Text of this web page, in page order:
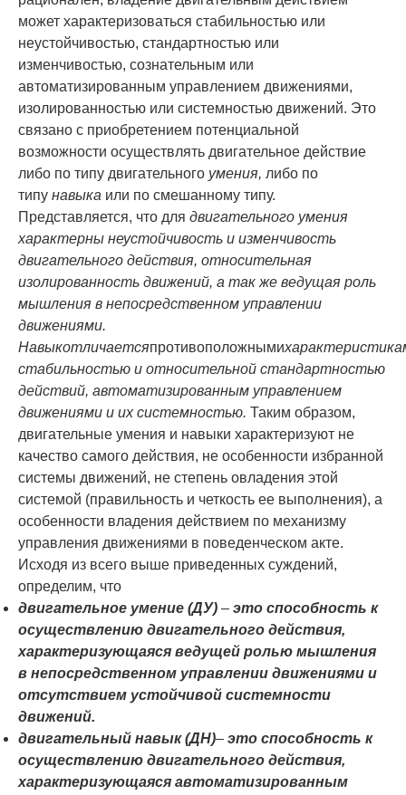
может характеризоваться стабильностью или
неустойчивостью, стандартно­стью или
изменчивостью, сознательным или
автоматизированным управлением движе­ниями,
изолированностью или системностью движений. Это
связано с приобретением по­тенциальной
возможности осуществлять двигательное действие
либо по типу двигатель­ного умения, либо по
типу навыка или по смешанному типу.
Представляется, что для двигательного умения
характерны неустойчивость и из­менчивость
двигательного действия, относительная
изолированность движений, а так же ведущая роль
мышления в непосредственном управлении
движениями.
Навыкотличаетсяпротивоположными
стабильностью и от­носительной стандартностью
действий, автоматизированным управлением
движе­ниями и их системностью. Таким образом,
двигательные умения и навыки характери­зуют не
качество самого действия, не особенности избранной
системы движений, не сте­пень овладения этой
системой (правильность и четкость ее выполнения), а
особенности владения действием по механизму
управления движениями в поведенческом акте.
Исходя из всего выше приведенных суждений,
определим, что
двигательное умение (ДУ) – это способность к
осуществлению двигатель­ного действия,
характеризующаяся ведущей ролью мышления
в непосредственном управ­лении движениями и
отсутствием устойчивой системности
движений.
двигательный навык (ДН)– это способность к
осуществлению двигатель­ного действия,
характеризующаяся автоматизированным